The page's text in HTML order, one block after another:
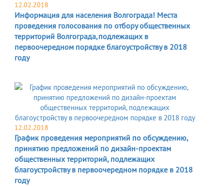
12.02.2018
Информация для населения Волгограда! Места
проведения голосования по отбору общественных
территорий Волгограда,подлежащих в
первоочередном порядке благоустройству в 2018
году
12.02.2018
График проведения мероприятий по обсуждению,
принятию предложений по дизайн-проектам
общественных территорий, подлежащих
благоустройству в первоочередном порядке в 2018
году